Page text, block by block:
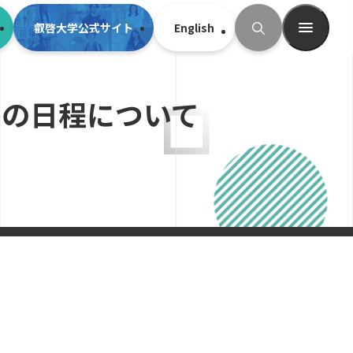
叡啓大学公式サイト English
日程について